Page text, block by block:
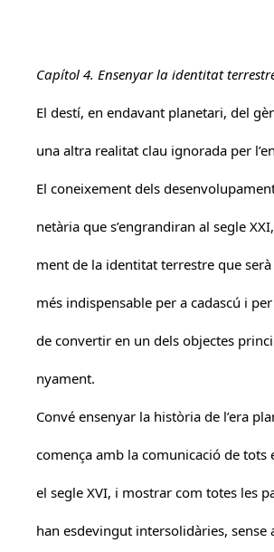
Capítol 4. Ensenyar la identitat
El destí, en endavant planetari, del
una altra realitat clau ignorada per
El coneixement dels
netària que s’engrandiran al segle
ment de la identitat terrestre que serà
més indispensable per a cadascú i per
de convertir en un dels objectes
nyament.
Convé ensenyar la història de l’era
comença amb la comunicació de tots
el segle XVI, i mostrar com totes les
han esdevingut intersolidàries, sense